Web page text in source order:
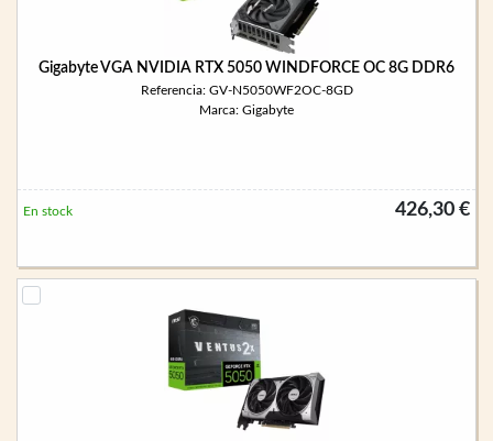
Gigabyte VGA NVIDIA RTX 5050 WINDFORCE OC 8G DDR6
Referencia: GV-N5050WF2OC-8GD
Marca: Gigabyte
426,30 €
En stock